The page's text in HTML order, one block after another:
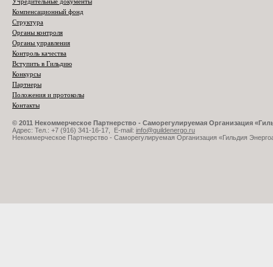
Компенсационный фонд
Структура
Органы контроля
Органы управления
Контроль качества
Вступить в Гильдию
Конкурсы
Партнеры
Положения и протоколы
Контакты
© 2011 Некоммерческое Партнерство - Саморегулируемая Организация
Адрес: Тел.: +7 (916) 341-16-17, E-mail: info@guildenergo.ru
Некоммерческое Партнерство - Саморегулируемая Организация «Гильдия